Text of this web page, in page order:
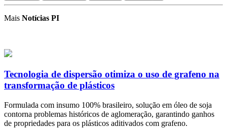
Mais Notícias PI
Tecnologia de dispersão otimiza o uso de grafeno na
transformação de plásticos
Formulada com insumo 100% brasileiro, solução em óleo de soja
contorna problemas históricos de aglomeração, garantindo ganhos
de propriedades para os plásticos aditivados com grafeno.